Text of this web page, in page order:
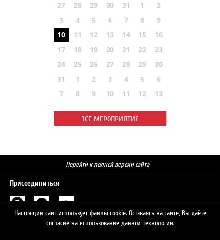
27 28 29 30 31 1
2
3
4 5 6 7 8
9
10
11 12 13 14 15
16
17
18 19 20 21 22
23
24
25 26 27 28 29
30
31
1 2 3 4 5
6
7
8 9 10 11 12 13
ВСЕ МЕРОПРИЯТИЯ
Перейти к полной версии сайта
Присоединиться
Настоящий сайт использует файлы cookie. Оставаясь на сайте, Вы даёте
согласие на использование данной технологии.